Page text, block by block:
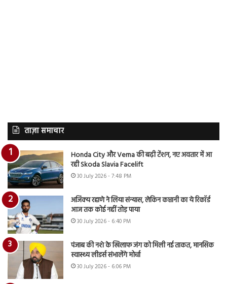
ताज़ा समाचार
Honda City और Verna की बढ़ी टेंशन, नए अवतार में आ
रही Skoda Slavia Facelift
30 July 2026 - 7:48 PM
अजिंक्य रहाणे ने लिया संन्यास, लेकिन कप्तानी का ये रिकॉर्ड
आज तक कोई नहीं तोड़ पाया
30 July 2026 - 6:40 PM
पंजाब की नशे के खिलाफ जंग को मिली नई ताकत, मानसिक
स्वास्थ्य लीडर्स संभालेंगे मोर्चा
30 July 2026 - 6:06 PM